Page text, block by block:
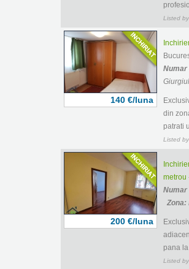
Listed
140 €/luna
Numar
din
patrati
Listed
200 €/luna
metrou
Numar
Zona:
pana
Listed